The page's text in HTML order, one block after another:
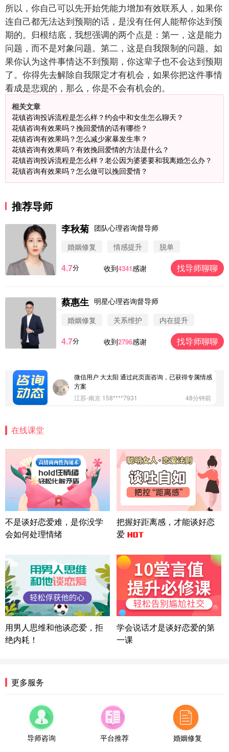
所以，你自己可以先开始凭能力增加有效联系人，如果你
连自己都无法达到预期的话，是没有任何人能帮你达到预
期的。归根结底，我想强调的两个点是：第一，这是能力
问题，而不是对象问题。第二，这是自我限制的问题。如
果你认为这件事情达不到预期，你这辈子也不会达到预期
了。你得先去解除自我限定才有机会，如果你把这件事情
看成是悲观的，那么，你是不会有机会的。
相关文章
花镇咨询投诉流程是怎么样？约会中和女生怎么聊天？
花镇咨询有效果吗？挽回爱情的话有哪些？
花镇咨询有效果吗？怎么减少家暴发生率？
花镇咨询有效果吗？有效挽回爱情的方法是什么？
花镇咨询投诉流程是怎么样？老公因为婆婆要和我离婚怎么办？
花镇咨询有效果吗？怎么做可以挽回爱情？
推荐导师
李秋菊 团队心理咨询督导师
婚姻修复
情感提升 脱单
4.7分 收到4341感谢 找导师聊聊
蔡惠生 明星心理咨询督导师
婚姻修复
关系维护 内在提升
4.7分 收到2796感谢 找导师聊聊
微信用户 圆圈 通过此页面咨询，已获得专属情感方
案
微信用户 Vnno 通过此页面咨询，已获得专属情感方
微信用户 大太阳 通过此页面咨询，已获得专属情感
方案
江苏-南京 158****7931
48分钟前
情感方案
北京-朝阳 151****3189
22分钟前
微信用户 巧?媚儿 通过此页面咨询，已获得专属情感
方案
上海-浦东 177****9074
56分钟前
微信用户 Liberty 通过此页面咨询，已获得专属情感
方案
广东-广州 188****5632
湖北-武汉 135****7410
41分钟前
微信用户 困困魚? 通过此页面咨询，已获得专属情感
方案
陕西-西安 139****6283
3分钟前
情感方案
浙江-宁波 150****8921
福建-厦门 159****4462
53分钟前
微信用户 凌乱小羊 通过此页面咨询，已获得专属情
在线课堂
不是谈好恋爱难，是你没学
会如何处理情绪
把握好距离感，才能谈好恋
爱
用男人思维和他谈恋爱，拒
绝内耗！
学会说话才是谈好恋爱的第
一课
更多服务
导师咨询 平台推荐 婚姻修复